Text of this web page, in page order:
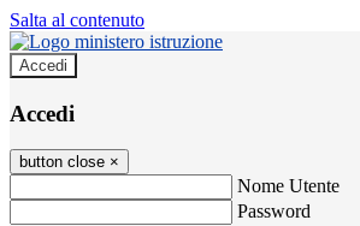
Salta al contenuto
Accedi
Accedi
button close ×
Nome Utente
Password